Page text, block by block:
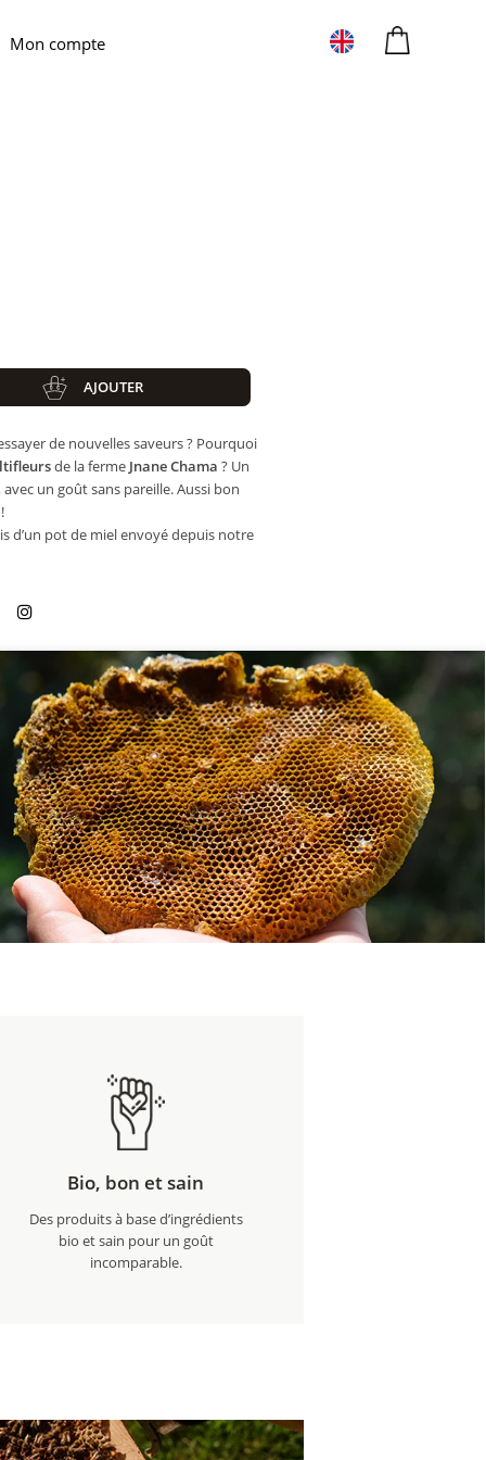
Mon compte
AJOUTER
de nouvelles saveurs ? Pourquoi
de la ferme Jnane Chama ? Un
avec un goût sans pareille. Aussi bon
d’un pot de miel envoyé depuis notre
Bio, bon et sain
Des produits à base d’ingrédients
bio et sain pour un goût
incomparable.